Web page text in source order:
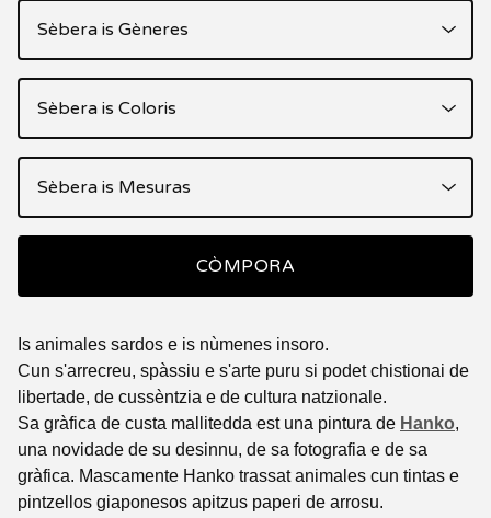
CÒMPORA
Is animales sardos e is nùmenes insoro.
Cun s'arrecreu, spàssiu e s'arte puru si podet chistionai de
libertade, de cussèntzia e de cultura natzionale.
Sa gràfica de custa mallitedda est una pintura de Hanko,
una novidade de su desinnu, de sa fotografia e de sa
gràfica. Mascamente Hanko trassat animales cun tintas e
pintzellos giaponesos apitzus paperi de arrosu.